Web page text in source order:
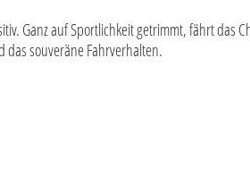
Ganz auf Sportlichkeit getrimmt, fährt das
souveräne Fahrverhalten.